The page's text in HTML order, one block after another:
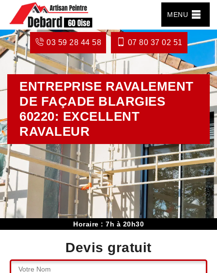
MENU
03 59 28 44 58 07 80 37 02 51
ENTREPRISE RAVALEMENT
DE FAÇADE BLARGIES
60220: EXCELLENT
RAVALEUR
Horaire : 7h à 20h30
Devis gratuit